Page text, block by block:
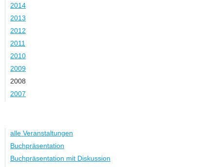
2014
2013
2012
2011
2010
2009
2008
2007
alle Veranstaltungen
Buchpräsentation
Buchpräsentation mit Diskussion